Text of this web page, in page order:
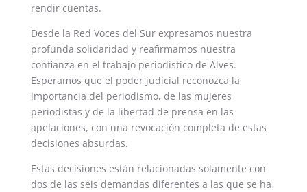
rendir cuentas.
Desde la Red Voces del Sur expresamos nuestra
profunda solidaridad y reafirmamos nuestra
confianza en el trabajo periodístico de Alves.
Esperamos que el poder judicial reconozca la
importancia del periodismo, de las mujeres
periodistas y de la libertad de prensa en las
apelaciones, con una revocación completa de estas
decisiones absurdas.
Estas decisiones están relacionadas solamente con
dos de las seis demandas diferentes a las que se ha